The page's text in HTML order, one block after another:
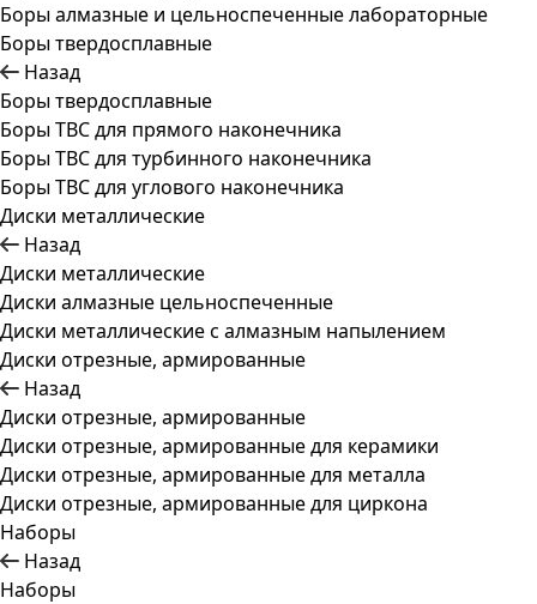
Боры алмазные и цельноспеченные лабораторные
Боры твердосплавные
Назад
Боры твердосплавные
Боры ТВС для прямого наконечника
Боры ТВС для турбинного наконечника
Боры ТВС для углового наконечника
Диски металлические
Назад
Диски металлические
Диски алмазные цельноспеченные
Диски металлические с алмазным напылением
Диски отрезные, армированные
Назад
Диски отрезные, армированные
Диски отрезные, армированные для керамики
Диски отрезные, армированные для металла
Диски отрезные, армированные для циркона
Наборы
Назад
Наборы